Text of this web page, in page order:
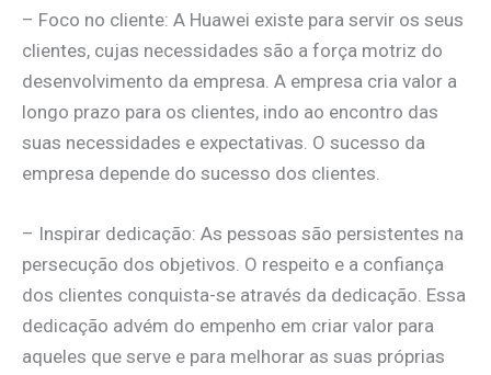
– Foco no cliente: A Huawei existe para servir os seus
clientes, cujas necessidades são a força motriz do
desenvolvimento da empresa. A empresa cria valor a
longo prazo para os clientes, indo ao encontro das
suas necessidades e expectativas. O sucesso da
empresa depende do sucesso dos clientes.
– Inspirar dedicação: As pessoas são persistentes na
persecução dos objetivos. O respeito e a confiança
dos clientes conquista-se através da dedicação. Essa
dedicação advém do empenho em criar valor para
aqueles que serve e para melhorar as suas próprias